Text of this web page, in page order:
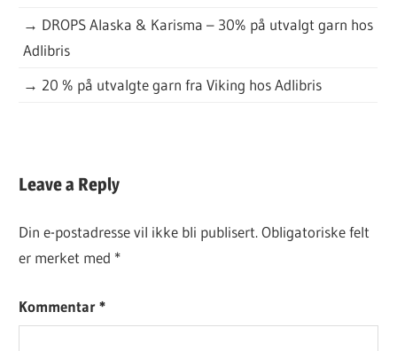
→ DROPS Alaska & Karisma – 30% på utvalgt garn hos
Adlibris
→ 20 % på utvalgte garn fra Viking hos Adlibris
GRATISOPPSKRIFT
Leave a Reply
Din e-postadresse vil ikke bli publisert. Obligatoriske felt
er merket med *
Kommentar*